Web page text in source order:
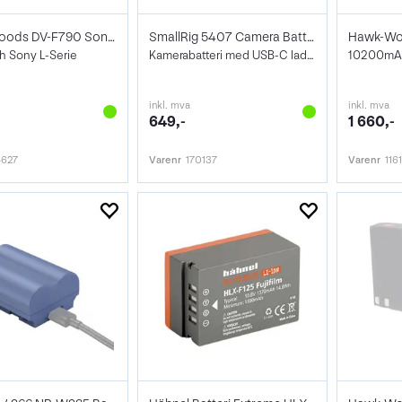
Hawk-Woods DV-F790 Sony NP-F type
Sony L-Serie
SmallRig 5407 Camera Battery LP-E6P Oran
Kamerabatteri med USB-C ladeplugg
inkl. mva
649,-
Varenr 170137
inkl. mva
1 660,-
Varenr